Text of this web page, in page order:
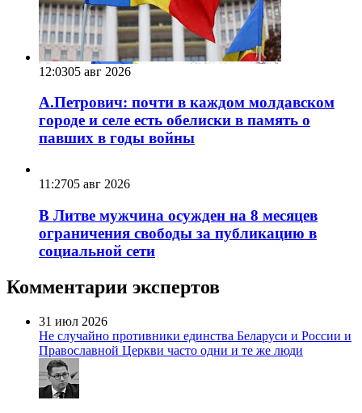
12:0305 авг 2026
А.Петрович: почти в каждом молдавском
городе и селе есть обелиски в память о
павших в годы войны
11:2705 авг 2026
В Литве мужчина осужден на 8 месяцев
ограничения свободы за публикацию в
социальной сети
Комментарии экспертов
31 июл 2026
Не случайно противники единства Беларуси и России и
Православной Церкви часто одни и те же люди